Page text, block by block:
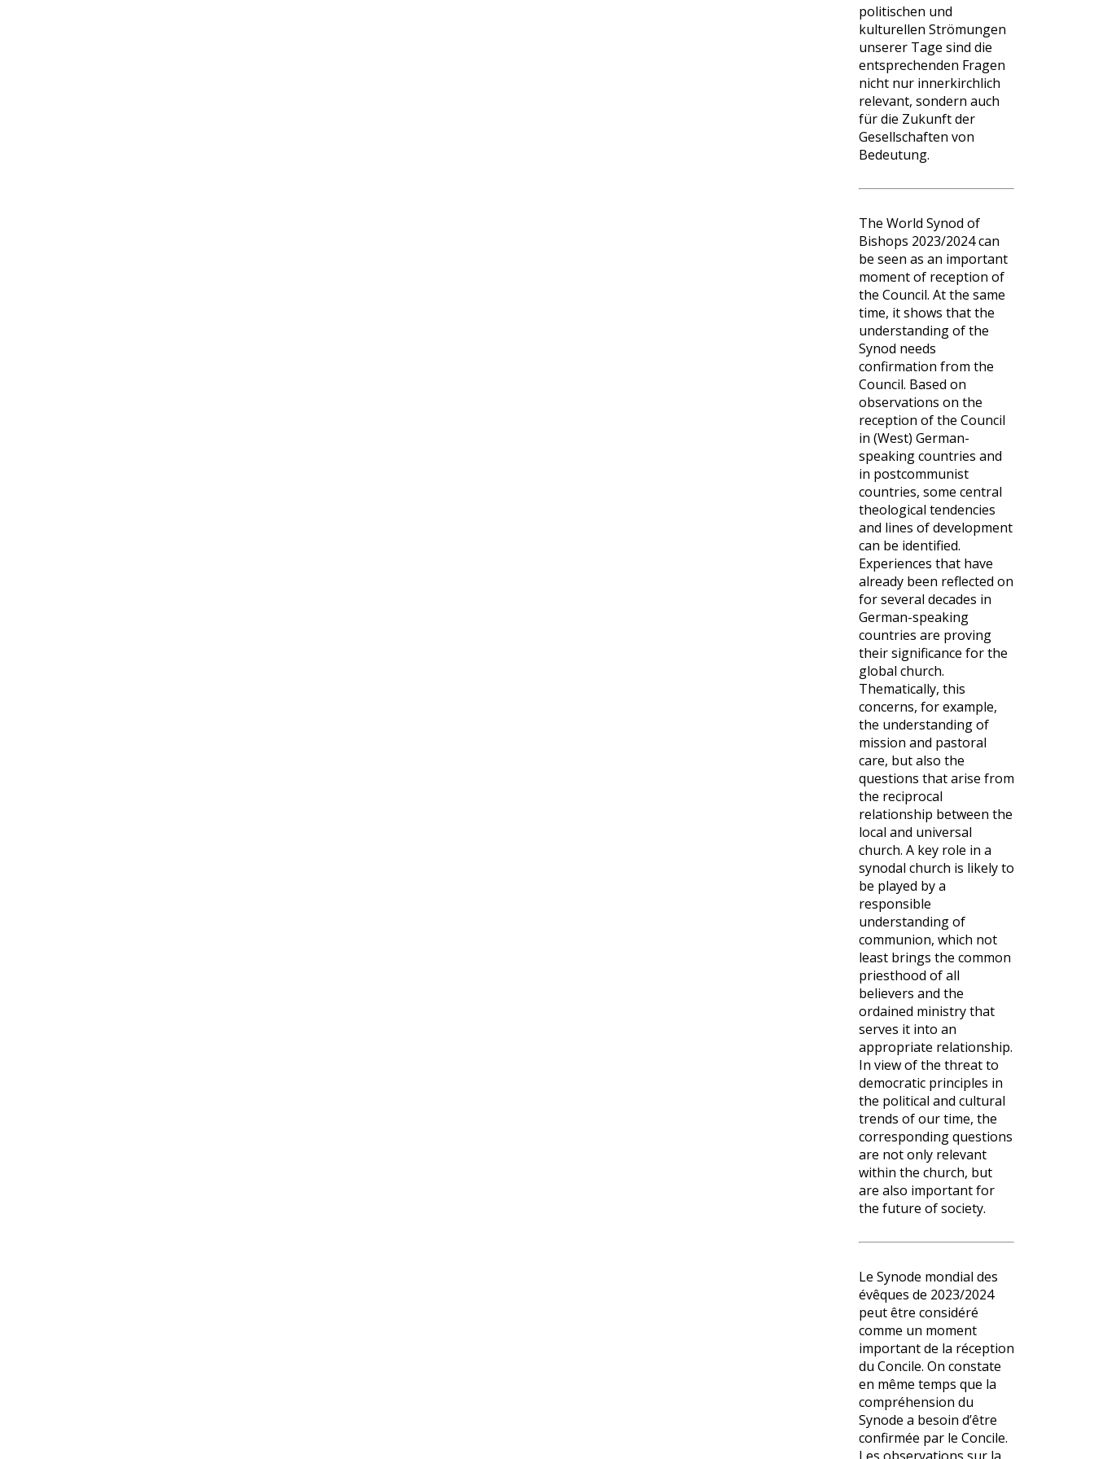
politischen und
kulturellen Strömungen
unserer Tage sind die
entsprechenden Fragen
nicht nur innerkirchlich
relevant, sondern auch
für die Zukunft der
Gesellschaften von
Bedeutung.
The World Synod of
Bishops 2023/2024 can
be seen as an important
moment of reception of
the Council. At the same
time, it shows that the
understanding of the
Synod needs
confirmation from the
Council. Based on
observations on the
reception of the Council
in (West) German-
speaking countries and
in postcommunist
countries, some central
theological tendencies
and lines of development
can be identified.
Experiences that have
already been reflected on
for several decades in
German-speaking
countries are proving
their significance for the
global church.
Thematically, this
concerns, for example,
the understanding of
mission and pastoral
care, but also the
questions that arise from
the reciprocal
relationship between the
local and universal
church. A key role in a
synodal church is likely to
be played by a
responsible
understanding of
communion, which not
least brings the common
priesthood of all
believers and the
ordained ministry that
serves it into an
appropriate relationship.
In view of the threat to
democratic principles in
the political and cultural
trends of our time, the
corresponding questions
are not only relevant
within the church, but
are also important for
the future of society.
Le Synode mondial des
évêques de 2023/2024
peut être considéré
comme un moment
important de la réception
du Concile. On constate
en même temps que la
compréhension du
Synode a besoin d’être
confirmée par le Concile.